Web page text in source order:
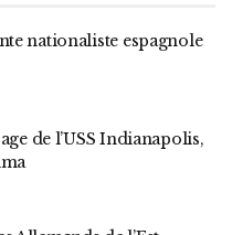
nationaliste espagnole
de l’USS Indianapolis,